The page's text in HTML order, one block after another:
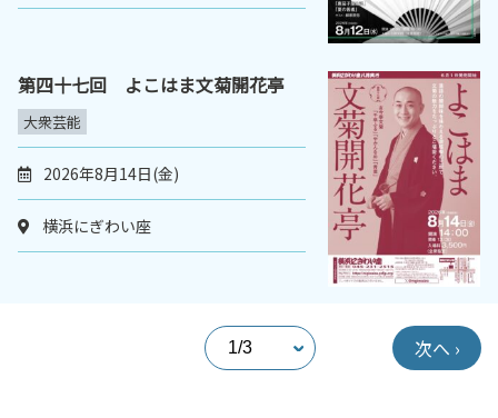
第四十七回 よこはま文菊開花亭
大衆芸能
2026年8月14日(金)
横浜にぎわい座
次へ ›